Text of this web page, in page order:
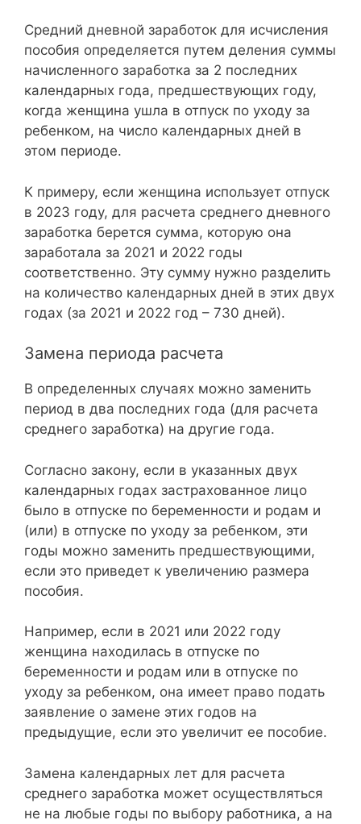
Средний дневной заработок для исчисления
пособия определяется путем деления суммы
начисленного заработка за 2 последних
календарных года, предшествующих году,
когда женщина ушла в отпуск по уходу за
ребенком, на число календарных дней в
этом периоде.
К примеру, если женщина использует отпуск
в 2023 году, для расчета среднего дневного
заработка берется сумма, которую она
заработала за 2021 и 2022 годы
соответственно. Эту сумму нужно разделить
на количество календарных дней в этих двух
годах (за 2021 и 2022 год – 730 дней).
Замена периода расчета
В определенных случаях можно заменить
период в два последних года (для расчета
среднего заработка) на другие года.
Согласно закону, если в указанных двух
календарных годах застрахованное лицо
было в отпуске по беременности и родам и
(или) в отпуске по уходу за ребенком, эти
годы можно заменить предшествующими,
если это приведет к увеличению размера
пособия.
Например, если в 2021 или 2022 году
женщина находилась в отпуске по
беременности и родам или в отпуске по
уходу за ребенком, она имеет право подать
заявление о замене этих годов на
предыдущие, если это увеличит ее пособие.
Замена календарных лет для расчета
среднего заработка может осуществляться
не на любые годы по выбору работника, а на